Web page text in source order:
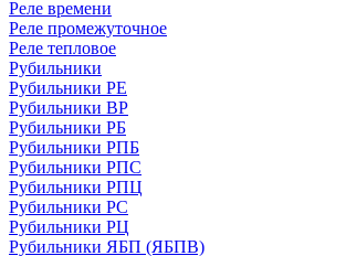
Реле времени
Реле промежуточное
Реле тепловое
Рубильники
Рубильники РЕ
Рубильники ВР
Рубильники РБ
Рубильники РПБ
Рубильники РПС
Рубильники РПЦ
Рубильники РС
Рубильники РЦ
Рубильники ЯБП (ЯБПВ)